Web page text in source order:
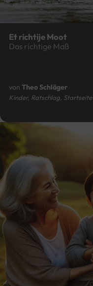
Et richtije Moot
Das richtige Maß
vonTheo Schläger
Kinder, Ratschlag, Startseite